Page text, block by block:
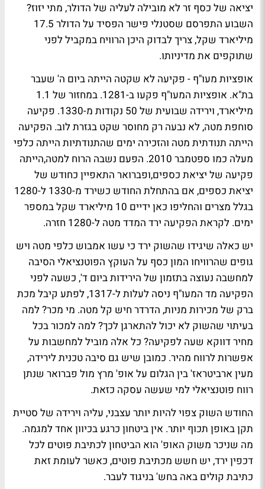
יציאה של כסף זר לא מובילה לעליה של הדולר, מתי יזוז?
השבוע התפרסם שסטנלי פישר הפסיד על הדולר 17.5
מיליארד שקל, צריך לבדוק היכן הרוויח במקביל לפני
שתוקפים את מדיניותו.
אופציות מעו"ף - פקיעה לא שקטה הייתה ביום ה' שעבר
בת"א. אופציות המעו"ף פקעו ב-1281. במחזור של 1.1
מיליארד, וירידה שבועית של 50 נקודות מ-1330. פקיעה
סוחפת מטה, לא נבעה רק מחוסר שקט בגזרת לוב. הפקיעה
הייתה תנודתית מטה והזכירה ימים שהתנודתיות הייתה כלפי
מעלה כמו ספטמבר 2010. הפעם נשבה הרוח למטה,הייתה
פקיעה של יציאת כספים,ופברואר התאפיין כחודש של
יציאת כספים, אם בהתחלת החודש כשירד מ-1330 ל-1280
בגלל מצרים והחליפו כאן ידיים 10 מיליארד שקל במספר
ימים. לקראת הפקיעה ירד המדד מטה ל-1280 חזרה.
יש כאלה שיגידו שהשוק ירד כי עשו אמבוש כלפי מטה ויש
גופים שהרוויחו המון כסף על העוקץ הפוטנציאלי הסיבה
למחשבה נעוצה בתזמון של הירידות ביום ד', כשעה לפני
הפקיעה מד המעו"ף ניסה לעלות ל-1317, לפתע קיבל מכת
ברק של מכירות מניות, הדרדר חיש קל מטה. מי מכר? למה
בעיתוי שהשוק לא יכול להתארגן לכך? למה למכור בכל
מחיר דווקא שעה לפקיעה? כל אלה מוביל למחשבות על
אפשרות לרווח מהיר. כמובן שיש גם סיבה טכנית לירידה,
מעין ארביטראז' בין הגלום על אופ' מרץ מול פברואר שנתן
רווח פוטנציאלי למי שעשה עסקה כזאת.
החודש השוק צפוי להיות יותר עצבני, עליה וירידה של סטיית
תקן באופן תכוף יותר. אין ביטחון כרגע בכיוון אחד למגמה.
מה שניכר משוק האופ' הוא הביטחון לכתיבת פוטים לכל
דכפין ירד, יש חשש מכתיבת פוטים, כאשר לעומת זאת
כתיבת קולים באה בחש' בניגוד לעבר.